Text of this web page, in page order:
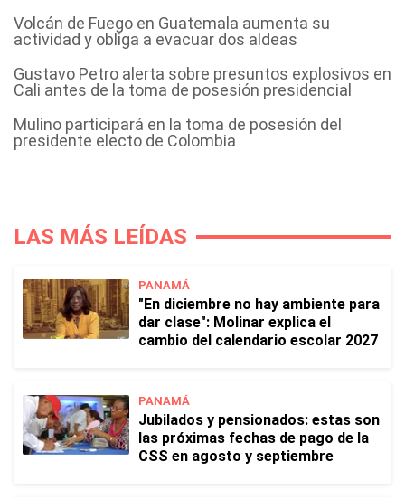
Volcán de Fuego en Guatemala aumenta su
actividad y obliga a evacuar dos aldeas
Gustavo Petro alerta sobre presuntos explosivos en
Cali antes de la toma de posesión presidencial
Mulino participará en la toma de posesión del
presidente electo de Colombia
LAS MÁS LEÍDAS
PANAMÁ
"En diciembre no hay ambiente para
dar clase": Molinar explica el
cambio del calendario escolar 2027
PANAMÁ
Jubilados y pensionados: estas son
las próximas fechas de pago de la
CSS en agosto y septiembre